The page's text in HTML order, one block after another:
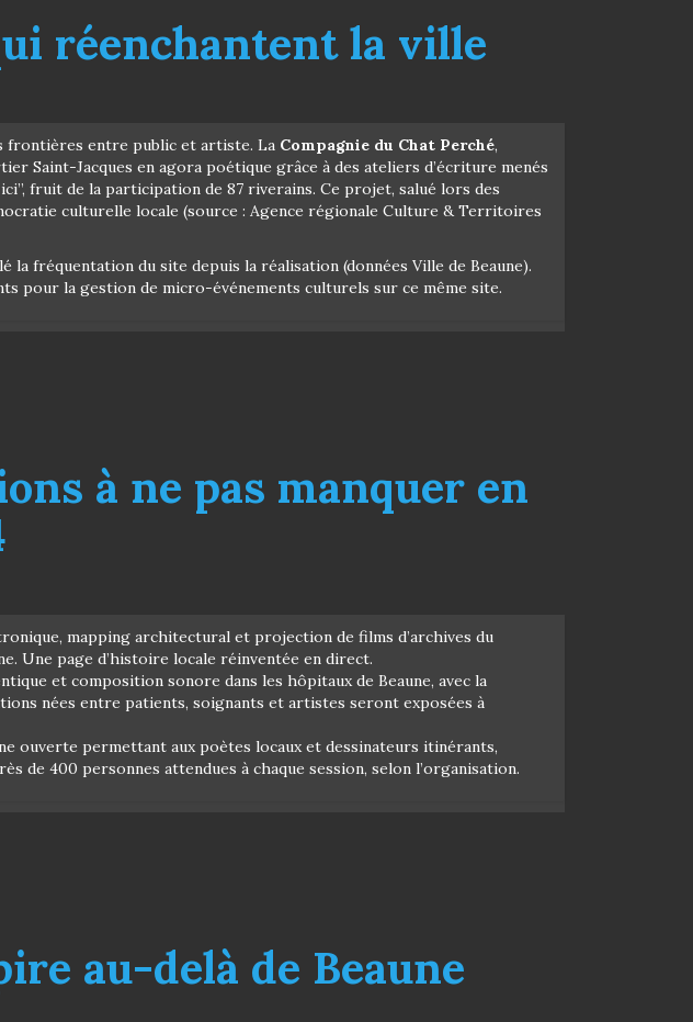
réenchantent la ville
frontières entre public et artiste. La Compagnie du Chat Perché,
Saint-Jacques en agora poétique grâce à des ateliers d’écriture menés
fruit de la participation de 87 riverains. Ce projet, salué lors des
culturelle locale (source : Agence régionale Culture & Territoires
la fréquentation du site depuis la réalisation (données Ville de Beaune).
pour la gestion de micro-événements culturels sur ce même site.
à ne pas manquer en
mapping architectural et projection de films d’archives du
Une page d’histoire locale réinventée en direct.
et composition sonore dans les hôpitaux de Beaune, avec la
nées entre patients, soignants et artistes seront exposées à
ouverte permettant aux poètes locaux et dessinateurs itinérants,
de 400 personnes attendues à chaque session, selon l’organisation.
au-delà de Beaune